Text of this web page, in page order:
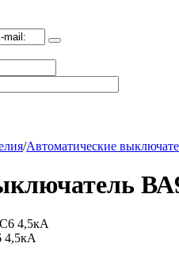
/Автоматические
4,5кА